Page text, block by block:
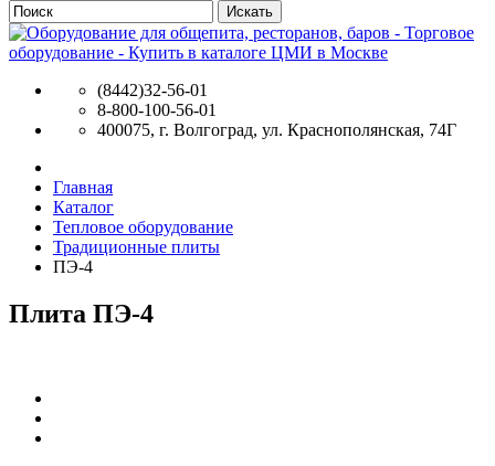
Искать
(8442)32-56-01
8-800-100-56-01
400075, г. Волгоград, ул. Краснополянская, 74Г
Главная
Каталог
Тепловое оборудование
Традиционные плиты
ПЭ-4
Плита ПЭ-4